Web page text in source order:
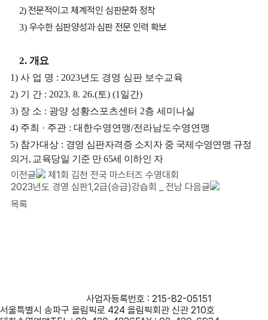
2)전문적이고 체계적인 심판문화 정착
3) 우수한 심판양성과 심판 전문 인력 확보
2. 개요
1) 사 업 명 : 2023년도 경영 심판보수교육
2) 기 간 : 2023. 8. 26.(토) (1 일간)
3) 장 소 : 광양 성황스포츠센터 2층 세미나실
4) 주최 · 주관 : 대한수영연맹/전라남도수영연맹
5) 참가대상 : 경영 심판자격증 소지자 중 국제수영연맹 규정
의거 , 교육당일 기준 만65세 이하인 자
이전글
제1회 김천 전국 마스터즈 수영대회
2023년도 경영 심판1,2급(승급)강습회 _ 전남 다음글
목록
사업자등록번호 : 215-82-05151
서울특별시 송파구 올림픽로 424 올림픽회관 신관 210호